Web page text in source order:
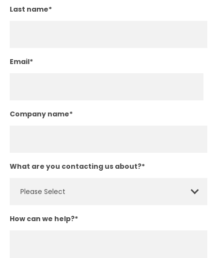
Last name*
Email*
Company name*
What are you contacting us about?*
How can we help?*